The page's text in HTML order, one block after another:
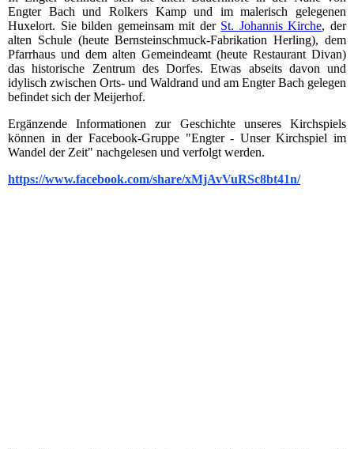
Engter Bach und Rolkers Kamp und im malerisch gelegenen
Huxelort. Sie bilden gemeinsam mit der St. Johannis Kirche, der
alten Schule (heute Bernsteinschmuck-Fabrikation Herling), dem
Pfarrhaus und dem alten Gemeindeamt (heute Restaurant Divan)
das historische Zentrum des Dorfes. Etwas abseits davon und
idylisch zwischen Orts- und Waldrand und am Engter Bach gelegen
befindet sich der Meijerhof.
Ergänzende Informationen zur Geschichte unseres Kirchspiels
können in der Facebook-Gruppe "Engter - Unser Kirchspiel im
Wandel der Zeit" nachgelesen und verfolgt werden.
https://www.facebook.com/share/xMjAvVuRSc8bt41n/